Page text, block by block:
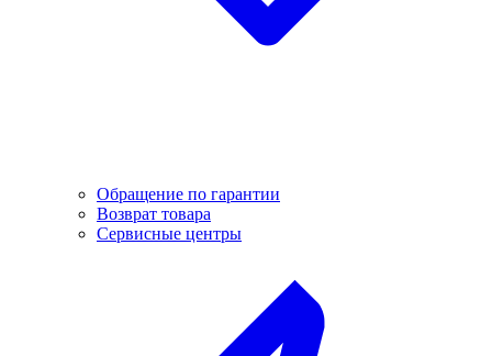
Обращение по гарантии
Возврат товара
Сервисные центры